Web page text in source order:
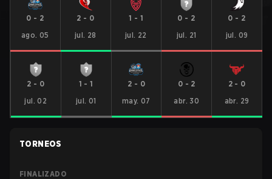
0 - 2
ago. 05
2 - 0
jul. 28
1 - 1
jul. 22
0 - 2
jul. 21
0 - 2
jul. 09
2 - 0
jul. 02
1 -1
jul. 01
2 - 0
may. 07
0 - 2
abr. 30
2- 0
abr. 29
TORNEOS
FINALIZADO